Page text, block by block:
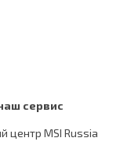
сервис
центр MSI Russia